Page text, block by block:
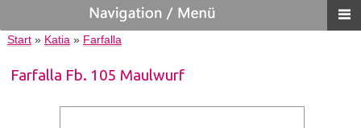
Start» Katia» Farfalla
Farfalla Fb. 105 Maulwurf